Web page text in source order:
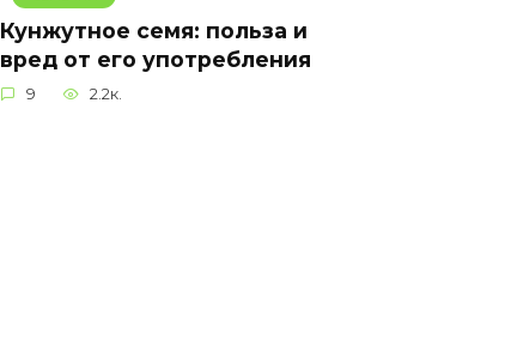
Кунжутное семя: польза и
вред от его употребления
9 2.2к.